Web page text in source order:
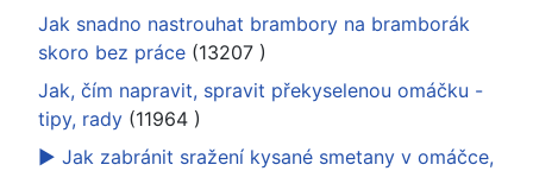
Jak snadno nastrouhat brambory na bramborák
skoro bez práce (13207 )
Jak, čím napravit, spravit překyselenou omáčku -
tipy, rady (11964 )
► Jak zabránit sražení kysané smetany v omáčce,